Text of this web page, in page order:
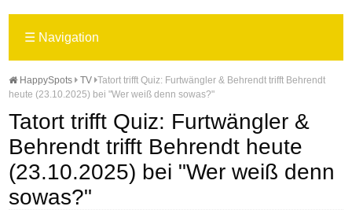
☰ Navigation
HappySpots TV Tatort trifft Quiz: Furtwängler & Behrendt trifft Behrendt
heute (23.10.2025) bei "Wer weiß denn sowas?"
Tatort trifft Quiz: Furtwängler &
Behrendt trifft Behrendt heute
(23.10.2025) bei "Wer weiß denn
sowas?"